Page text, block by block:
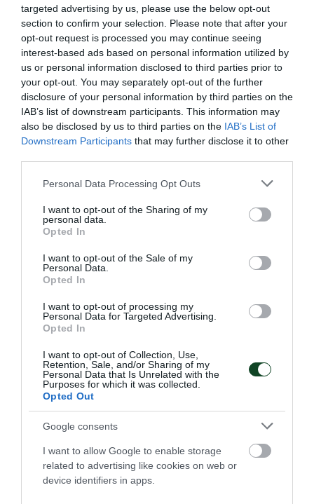
targeted advertising by us, please use the below opt-out
section to confirm your selection. Please note that after your
opt-out request is processed you may continue seeing
interest-based ads based on personal information utilized by
us or personal information disclosed to third parties prior to
your opt-out. You may separately opt-out of the further
disclosure of your personal information by third parties on the
IAB’s list of downstream participants. This information may
also be disclosed by us to third parties on the IAB’s List of
Downstream Participants that may further disclose it to other
Please note that this website/app uses one or more Google
not limited to your visit or usage behaviour. You may click to
grant or deny consent to Google and its third-party tags to
use your data for below specified purposes in below Google
consent section.
Personal Data Processing Opt Outs
I want to opt-out of the Sharing of my
personal data.
Opted In
I want to opt-out of the Sale of my
Personal Data.
Opted In
I want to opt-out of processing my
Personal Data for Targeted Advertising.
Opted In
I want to opt-out of Collection, Use,
Retention, Sale, and/or Sharing of my
Personal Data that Is Unrelated with the
Purposes for which it was collected.
Opted Out
Google consents
I want to allow Google to enable storage
related to advertising like cookies on web or
device identifiers in apps.
Σπουδαία νίκη και παραμονή
Ο Παναθηναϊκός νίκησε εκτός έδρας τους
Θρακομακεδόνες με 8-5 και σφράγισε μαθηματικά την
παραμονή του στην futsal super league.
FUTSAL ΑΝΔΡΩΝ
Νίκη και πανέτοιμος για… τελικό
Ο Παναθηναϊκός επιβλήθηκε εκτός έδρας του Πήγασου
στην Αγία Παρασκευή με 12-2 και στρέφει την προσοχή του
στο καθοριστικό εκτός έδρας ματς με τους
Θρακομακεδόνες.
26.04.2026 FUTSAL ΑΝΔΡΩΝ